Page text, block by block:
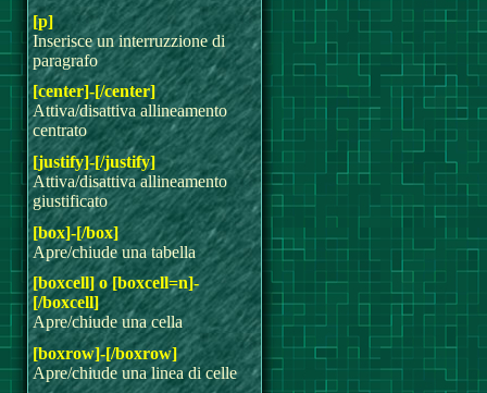
[p]
Inserisce un interruzzione di
paragrafo
[center]-[/center]
Attiva/disattiva allineamento
centrato
[justify]-[/justify]
Attiva/disattiva allineamento
giustificato
[box]-[/box]
Apre/chiude una tabella
[boxcell] o [boxcell=n]-
[/boxcell]
Apre/chiude una cella
[boxrow]-[/boxrow]
Apre/chiude una linea di celle